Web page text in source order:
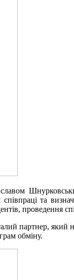
та
проведення
партнер, який
обміну.